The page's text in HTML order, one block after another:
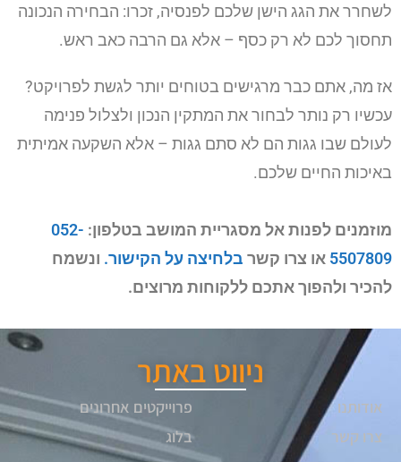
לשחרר את הגג הישן שלכם לפנסיה, זכרו: הבחירה הנכונה
תחסוך לכם לא רק כסף – אלא גם הרבה כאב ראש.
אז מה, אתם כבר מרגישים בטוחים יותר לגשת לפרויקט?
עכשיו רק נותר לבחור את המתקין הנכון ולצלול פנימה
לעולם שבו גגות הם לא סתם גגות – אלא השקעה אמיתית
באיכות החיים שלכם.
מוזמנים לפנות אל מסגריית המושב בטלפון: 052-
5507809 או צרו קשר בלחיצה על הקישור. ונשמח
להכיר ולהפוך אתכם ללקוחות מרוצים.
ניווט באתר
אודותנו
צרו קשר
פרוייקטים אחרונים
בלוג